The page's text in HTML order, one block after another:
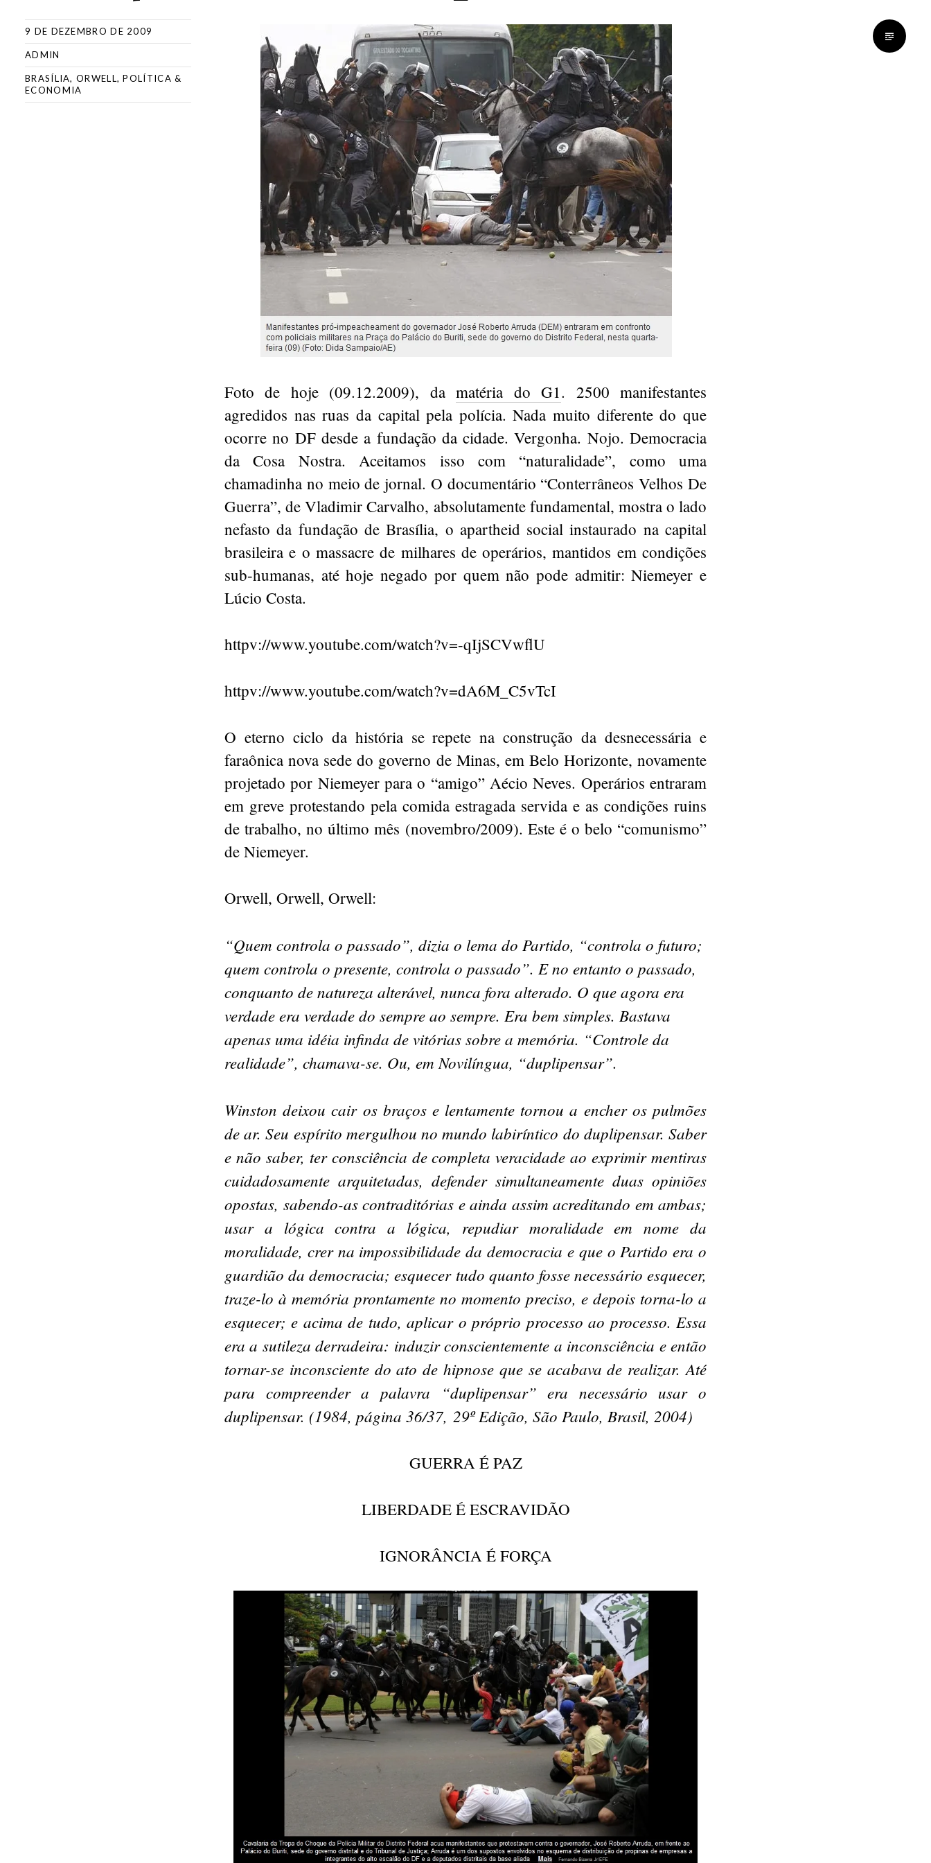
9 DE DEZEMBRO DE 2009
ADMIN
BRASÍLIA,ORWELL,POLÍTICA &
ECONOMIA
Foto de hoje (09.12.2009), damatéria do G1. 2500 manifestantes
agredidos nas ruas da capital pela polícia. Nada muito diferente do que
ocorre no DF desde a fundação da cidade. Vergonha. Nojo. Democracia
da Cosa Nostra. Aceitamos isso com “naturalidade”, como uma
chamadinha no meio de jornal. O documentário “Conterrâneos Velhos De
Guerra”, de Vladimir Carvalho, absolutamente fundamental, mostra o lado
nefasto da fundação de Brasília, o apartheid social instaurado na capital
brasileira e o massacre de milhares de operários, mantidos em condições
sub-humanas, até hoje negado por quem não pode admitir: Niemeyer e
Lúcio Costa.
httpv://www.youtube.com/watch?v=-qIjSCVwflU
httpv://www.youtube.com/watch?v=dA6M_C5vTcI
O eterno ciclo da história se repete na construção da desnecessária e
faraônica nova sede do governo de Minas, em Belo Horizonte, novamente
projetado por Niemeyer para o “amigo” Aécio Neves. Operários entraram
em greve protestando pela comida estragada servida e as condições ruins
de trabalho, no último mês (novembro/2009). Este é o belo “comunismo”
de Niemeyer.
Orwell, Orwell, Orwell:
“Quem controla o passado”, dizia o lema do Partido, “controla o futuro;
quem controla o presente, controla o passado”. E no entanto o passado,
conquanto de natureza alterável, nunca fora alterado. O que agora era
verdade era verdade do sempre ao sempre. Era bem simples. Bastava
apenas uma idéia infinda de vitórias sobre a memória. “Controle da
realidade”, chamava-se. Ou, em Novilíngua, “duplipensar”.
Winston deixou cair os braços e lentamente tornou a encher os pulmões
de ar. Seu espírito mergulhou no mundo labiríntico do duplipensar. Saber
e não saber, ter consciência de completa veracidade ao exprimir mentiras
cuidadosamente arquitetadas, defender simultaneamente duas opiniões
opostas, sabendo-as contraditórias e ainda assim acreditando em ambas;
usar a lógica contra a lógica, repudiar moralidade em nome da
moralidade, crer na impossibilidade da democracia e que o Partido era o
guardião da democracia; esquecer tudo quanto fosse necessário esquecer,
traze-lo à memória prontamente no momento preciso, e depois torna-lo a
esquecer; e acima de tudo, aplicar o próprio processo ao processo. Essa
era a sutileza derradeira: induzir conscientemente a inconsciência e então
tornar-se inconsciente do ato de hipnose que se acabava de realizar. Até
para compreender a palavra “duplipensar” era necessário usar o
duplipensar. (1984, página 36/37, 29º Edição, São Paulo, Brasil, 2004)
GUERRA É PAZ
LIBERDADE É ESCRAVIDÃO
IGNORÂNCIA É FORÇA